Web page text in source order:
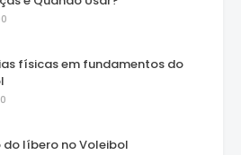
físicas em fundamentos do
do líbero no Voleibol